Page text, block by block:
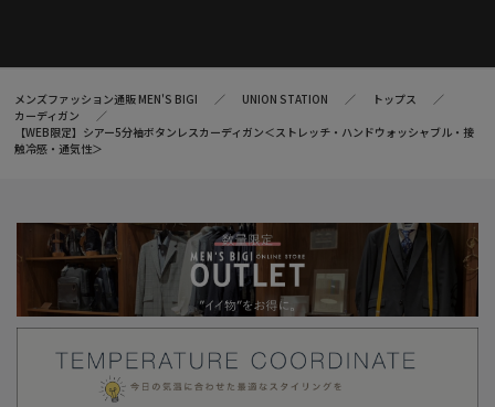
メンズファッション通販 MEN'S BIGI UNION STATION
トップス
カーディガン
【WEB限定】シアー5分袖ボタンレスカーディガン＜ストレッチ・ハンドウォッシャブル・接
触冷感・通気性＞